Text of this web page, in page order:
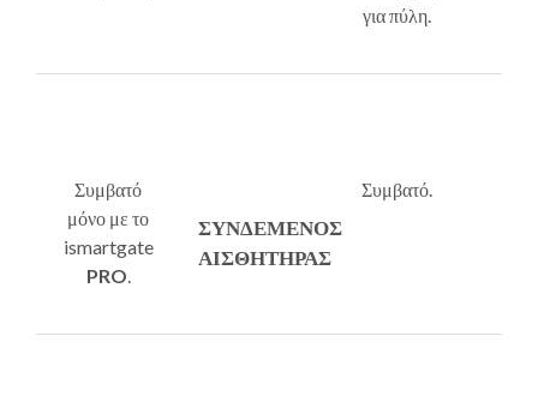
για πύλη.
Συμβατό
μόνο με το
ismartgate
PRO.
ΣΥΝΔΕΜΕΝΟΣ
ΑΙΣΘΗΤΗΡΑΣ
Συμβατό.